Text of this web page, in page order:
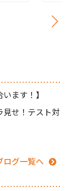
ます！】
見せ！テスト対
ログ一覧へ